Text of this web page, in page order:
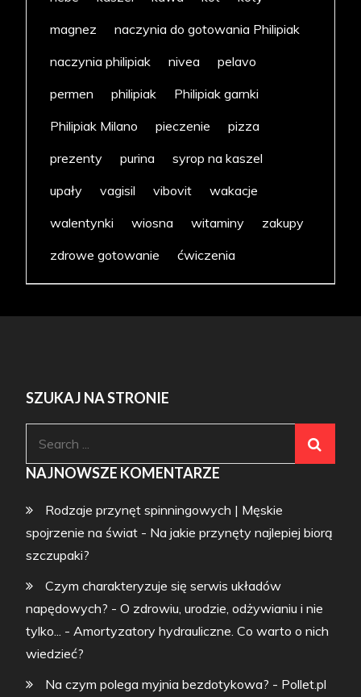
magnez
naczynia do gotowania Philipiak
naczynia philipiak
nivea
pelavo
permen
philipiak
Philipiak garnki
Philipiak Milano
pieczenie
pizza
prezenty
purina
syrop na kaszel
upały
vagisil vibovit
wakacje
walentynki
wiosna witaminy
zakupy
zdrowe gotowanie
ćwiczenia
SZUKAJ NA STRONIE
NAJNOWSZE KOMENTARZE
Rodzaje przynęt spinningowych | Męskie
spojrzenie na świat - Na jakie przynęty najlepiej biorą
szczupaki?
Czym charakteryzuje się serwis układów
napędowych? - O zdrowiu, urodzie, odżywianiu i nie
tylko... -Amortyzatory hydrauliczne. Co warto o nich
wiedzieć?
Na czym polega myjnia bezdotykowa? - Pollet.pl